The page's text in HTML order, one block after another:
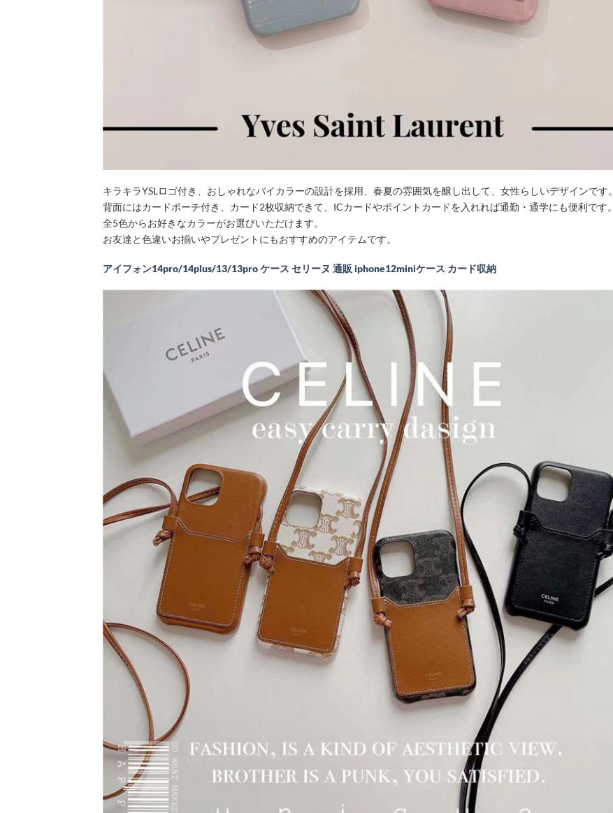
キラキラYSLロゴ付き、おしゃれなバイカラーの設計を採用、春夏の雰囲気を醸し出して、女性らしいデザインです。
背面にはカードポーチ付き、カード2枚収納できて、ICカードやポイントカードを入れれば通勤・通学にも便利です。
全5色からお好きなカラーがお選びいただけます。
お友達と色違いお揃いやプレゼントにもおすすめのアイテムです。
アイフォン14pro/14plus/13/13pro ケース セリーヌ 通販 iphone12miniケース カード収納